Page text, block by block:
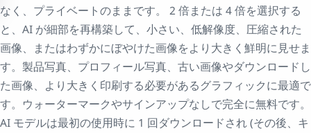
なく、プライベートのままです。 2 倍または 4 倍を選択する
と、AI が細部を再構築して、小さい、低解像度、圧縮された
画像、またはわずかにぼやけた画像をより大きく鮮明に見せま
す。製品写真、プロフィール写真、古い画像やダウンロードし
た画像、より大きく印刷する必要があるグラフィックに最適で
す。ウォーターマークやサインアップなしで完全に無料です。
AI モデルは最初の使用時に 1 回ダウンロードされ (その後、キ